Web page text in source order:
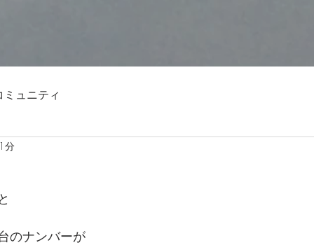
ミュニティ
分
のナンバーが